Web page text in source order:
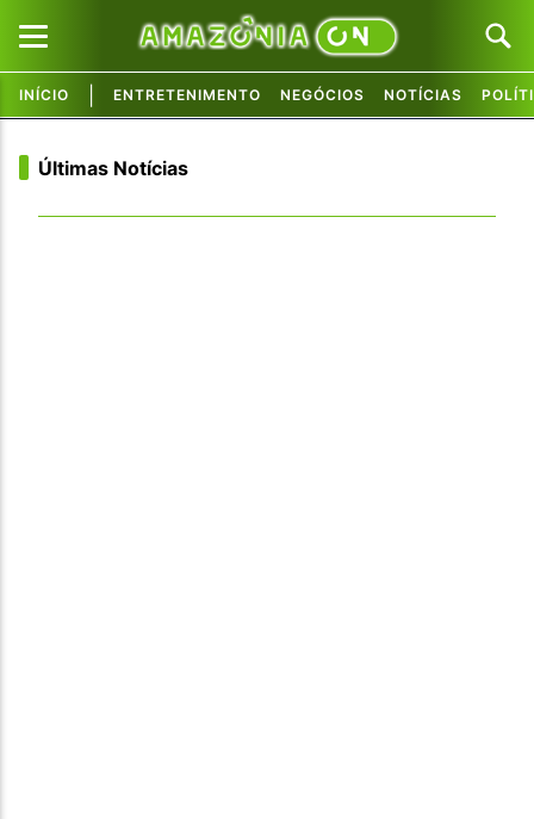
INÍCIO ENTRETENIMENTO NEGÓCIOS NOTÍCIAS
Últimas Notícias